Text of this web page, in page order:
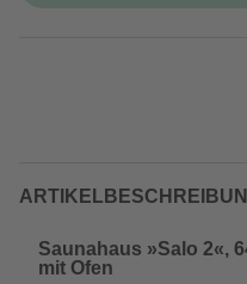
Saunahaus »Salo 2«,
mit Ofen